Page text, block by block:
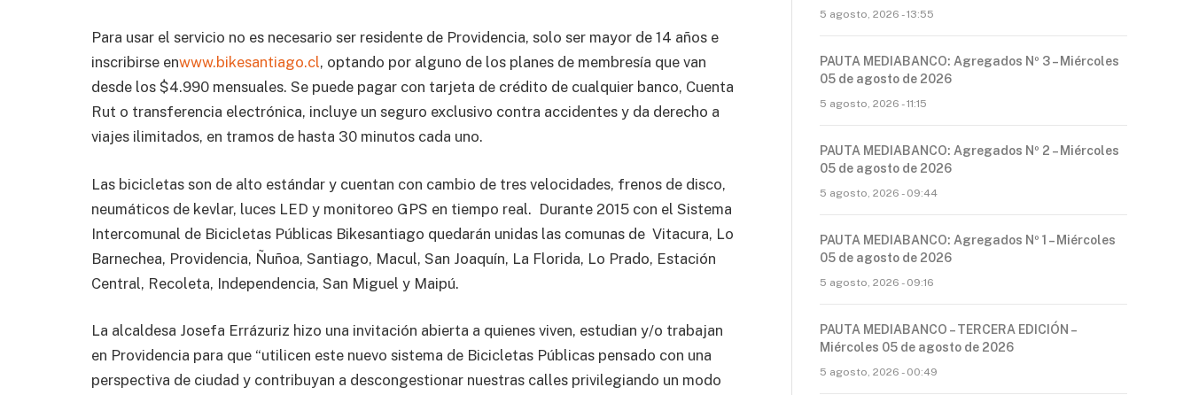
Para usar el servicio no es necesario ser residente de Providencia, solo ser mayor de 14 años e
inscribirse enwww.bikesantiago.cl, optando por alguno de los planes de membresía que van
desde los $4.990 mensuales. Se puede pagar con tarjeta de crédito de cualquier banco, Cuenta
Rut o transferencia electrónica, incluye un seguro exclusivo contra accidentes y da derecho a
viajes ilimitados, en tramos de hasta 30 minutos cada uno.
Las bicicletas son de alto estándar y cuentan con cambio de tres velocidades, frenos de disco,
neumáticos de kevlar, luces LED y monitoreo GPS en tiempo real. Durante 2015 con el Sistema
Intercomunal de Bicicletas Públicas Bikesantiago quedarán unidas las comunas de Vitacura, Lo
Barnechea, Providencia, Ñuñoa, Santiago, Macul, San Joaquín, La Florida, Lo Prado, Estación
Central, Recoleta, Independencia, San Miguel y Maipú.
La alcaldesa Josefa Errázuriz hizo una invitación abierta a quienes viven, estudian y/o trabajan
en Providencia para que “utilicen este nuevo sistema de Bicicletas Públicas pensado con una
perspectiva de ciudad y contribuyan a descongestionar nuestras calles privilegiando un modo
5 agosto, 2026 - 13:55
PAUTA MEDIABANCO: Agregados Nº 3 – Miércoles
05 de agosto de 2026
5 agosto, 2026 - 11:15
PAUTA MEDIABANCO: Agregados Nº 2 – Miércoles
05 de agosto de 2026
5 agosto, 2026 - 09:44
PAUTA MEDIABANCO: Agregados Nº 1 – Miércoles
05 de agosto de 2026
5 agosto, 2026 - 09:16
PAUTA MEDIABANCO – TERCERA EDICIÓN –
Miércoles 05 de agosto de 2026
5 agosto, 2026 - 00:49